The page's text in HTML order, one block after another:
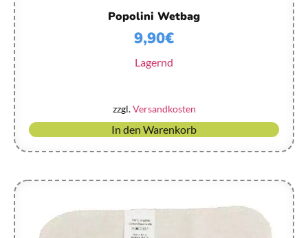
Popolini Wetbag
9,90€
Lagernd
zzgl.Versandkosten
In den Warenkorb